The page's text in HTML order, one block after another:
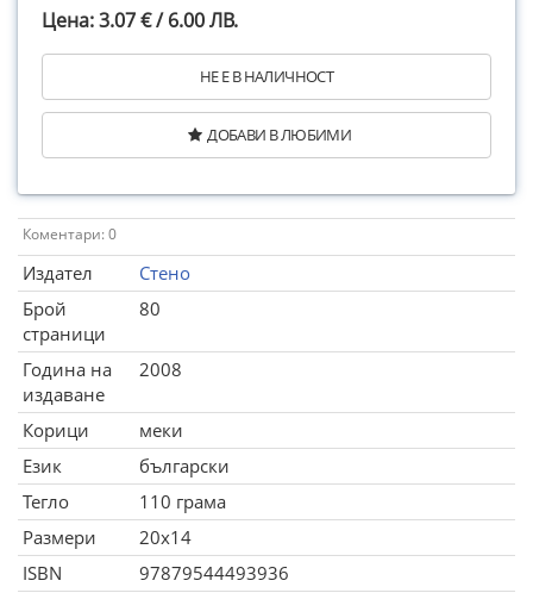
Цена: 3.07 € / 6.00 ЛВ.
НЕ Е В НАЛИЧНОСТ
ДОБАВИ В ЛЮБИМИ
Коментари: 0
Издател
Стено
Брой
страници
80
Година на
издаване
2008
Корици
меки
Език
български
Тегло
110 грама
Размери
20x14
ISBN
97879544493936